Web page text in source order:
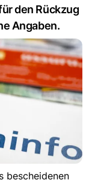
den Rückzug
Angaben.
bescheidenen